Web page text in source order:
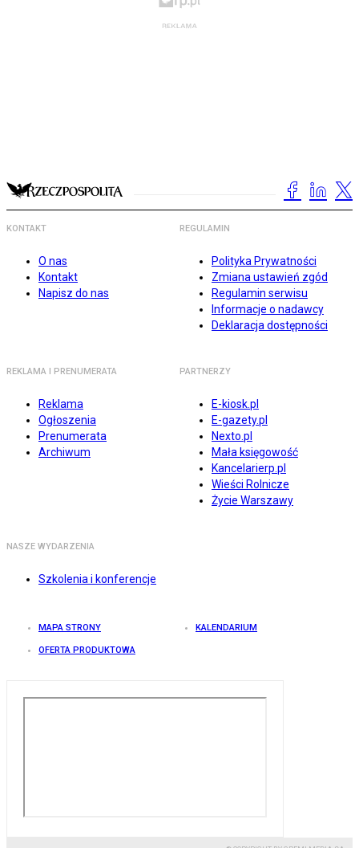
KONTAKT
O nas
Kontakt
Napisz do nas
REGULAMIN
Polityka Prywatności
Zmiana ustawień zgód
Regulamin serwisu
Informacje o nadawcy
Deklaracja dostępności
REKLAMA I PRENUMERATA
Reklama
Ogłoszenia
Prenumerata
Archiwum
PARTNERZY
E-kiosk.pl
E-gazety.pl
Nexto.pl
Mała księgowość
Kancelarierp.pl
Wieści Rolnicze
Życie Warszawy
NASZE WYDARZENIA
Szkolenia i konferencje
MAPA STRONY KALENDARIUM
OFERTA PRODUKTOWA